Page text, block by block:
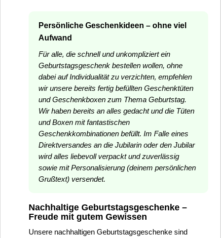
Persönliche Geschenkideen – ohne viel
Aufwand
Für alle, die schnell und unkompliziert ein
Geburtstagsgeschenk bestellen wollen, ohne
dabei auf Individualität zu verzichten, empfehlen
wir unsere bereits fertig befüllten Geschenktüten
und Geschenkboxen zum Thema Geburtstag.
Wir haben bereits an alles gedacht und die Tüten
und Boxen mit fantastischen
Geschenkkombinationen befüllt. Im Falle eines
Direktversandes an die Jubilarin oder den Jubilar
wird alles liebevoll verpackt und zuverlässig
sowie mit Personalisierung (deinem persönlichen
Grußtext) versendet.
Nachhaltige Geburtstagsgeschenke –
Freude mit gutem Gewissen
Unsere nachhaltigen Geburtstagsgeschenke sind